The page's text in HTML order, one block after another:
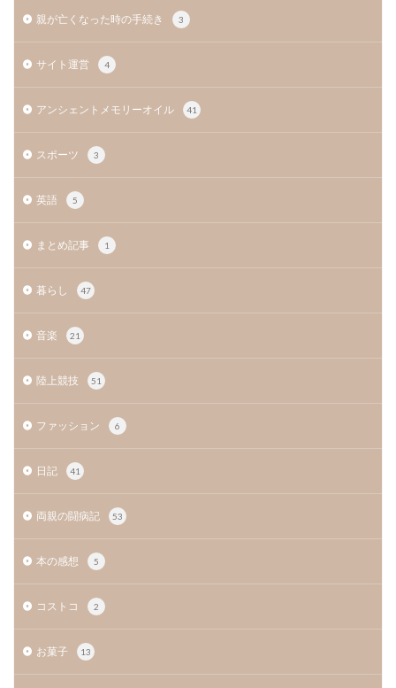
親が亡くなった時の手続き 3
サイト運営 4
アンシェントメモリーオイル 41
スポーツ 3
英語 5
まとめ記事 1
暮らし 47
音楽 21
陸上競技 51
ファッション 6
日記 41
両親の闘病記 53
本の感想 5
コストコ 2
お菓子 13